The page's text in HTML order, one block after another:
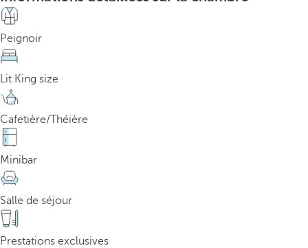
Peignoir
Lit King size
Cafetière/Théière
Minibar
Salle de séjour
Prestations exclusives